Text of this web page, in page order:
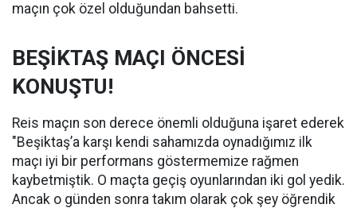
maçın çok özel olduğundan bahsetti.
BEŞİKTAŞ MAÇI ÖNCESİ
KONUŞTU!
Reis maçın son derece önemli olduğuna işaret ederek
"Beşiktaş’a karşı kendi sahamızda oynadığımız ilk
maçı iyi bir performans göstermemize rağmen
kaybetmiştik. O maçta geçiş oyunlarından iki gol yedik.
Ancak o günden sonra takım olarak çok şey öğrendik